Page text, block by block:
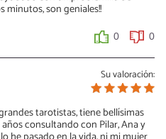
minutos, son geniales!!
0 0
Su valoración:
tarotistas, tiene bellísimas
consultando con Pilar, Ana y